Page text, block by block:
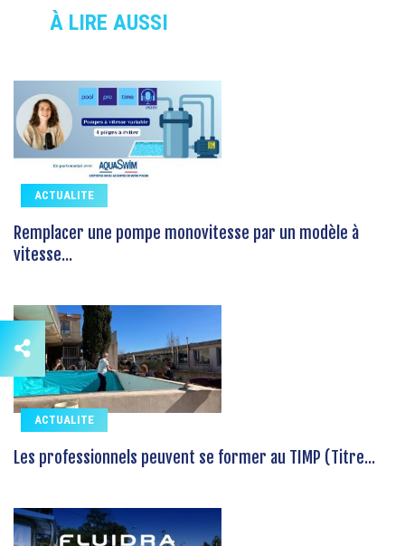
À LIRE AUSSI
ACTUALITE
Remplacer une pompe monovitesse par un modèle à
vitesse...
ACTUALITE
Les professionnels peuvent se former au TIMP (Titre...